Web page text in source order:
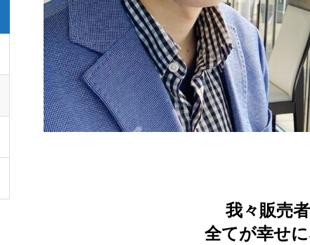
我々販売
全てが幸せ